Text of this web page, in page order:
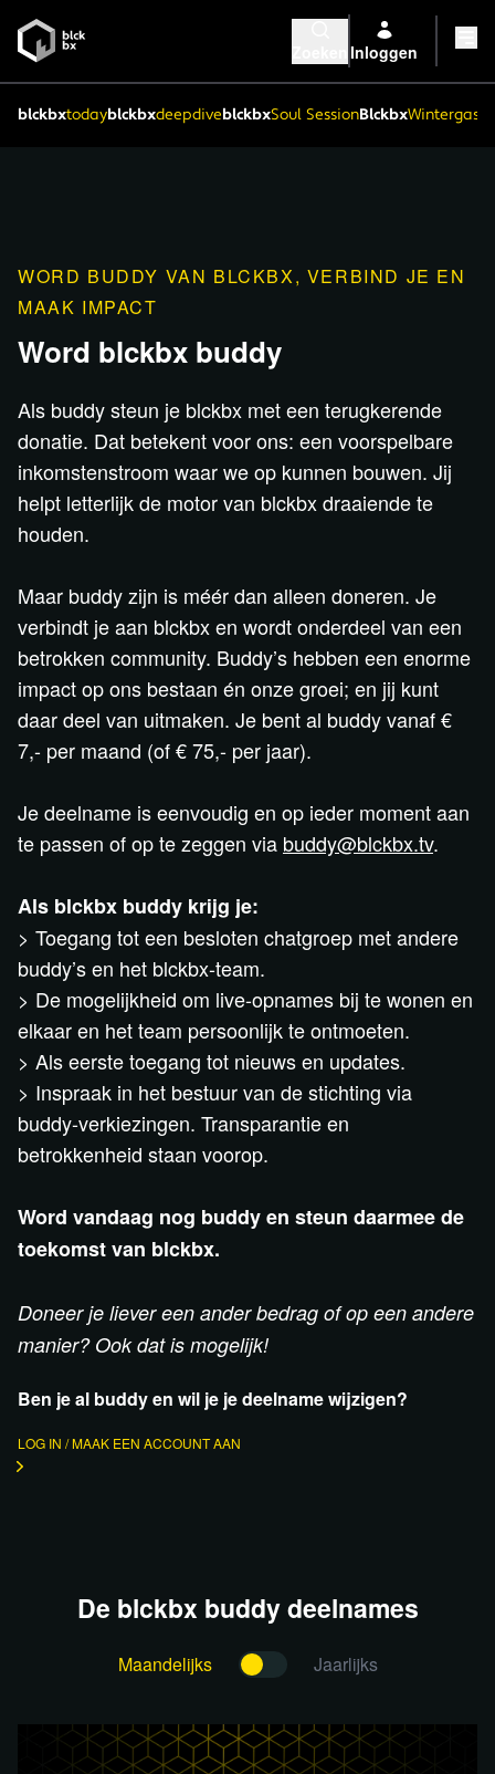
Inloggen
blckbxtodayblckbxdeepdiveblckbxSoul SessionBlckbx
WORD BUDDY VAN BLCKBX, VERBIND JE EN
MAAK IMPACT
Word blckbx buddy
Als buddy steun je blckbx met een terugkerende
donatie. Dat betekent voor ons: een voorspelbare
inkomstenstroom waar we op kunnen bouwen. Jij
helpt letterlijk de motor van blckbx draaiende te
houden.
Maar buddy zijn is méér dan alleen doneren. Je
verbindt je aan blckbx en wordt onderdeel van een
betrokken community. Buddy’s hebben een enorme
impact op ons bestaan én onze groei; en jij kunt
daar deel van uitmaken. Je bent al buddy vanaf €
7,- per maand (of € 75,- per jaar).
Je deelname is eenvoudig en op ieder moment aan
te passen of op te zeggen via buddy@blckbx.tv.
Als blckbx buddy krijg je:
> Toegang tot een besloten chatgroep met andere
buddy’s en het blckbx-team.
> De mogelijkheid om live-opnames bij te wonen en
elkaar en het team persoonlijk te ontmoeten.
> Als eerste toegang tot nieuws en updates.
> Inspraak in het bestuur van de stichting via
buddy-verkiezingen. Transparantie en
betrokkenheid staan voorop.
Word vandaag nog buddy en steun daarmee de
toekomst van blckbx.
Doneer je liever een ander bedrag of op een andere
manier? Ook dat is mogelijk!
Ben je al buddy en wil je je deelname wijzigen?
LOG IN / MAAK EEN ACCOUNT AAN
De blckbx buddy deelnames
Maandelijks Jaarlijks